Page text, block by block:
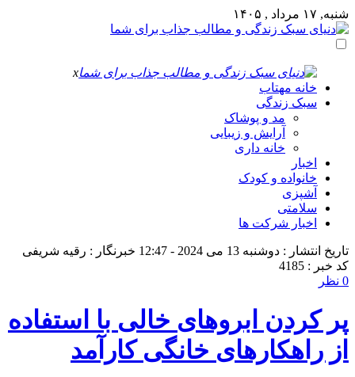
شنبه, ۱۷ مرداد , ۱۴۰۵
x
خانه مهتاب
سبک زندگی
مد و پوشاک
آرایش و زیبایی
خانه داری
اخبار
خانواده و کودک
آشپزی
سلامتی
اخبار شرکت ها
تاریخ انتشار : دوشنبه 13 می 2024 - 12:47
خبرنگار : رقیه شریفی
کد خبر : 4185
0 نظر
پر کردن ابروهای خالی با استفاده
از راهکارهای خانگی کارآمد